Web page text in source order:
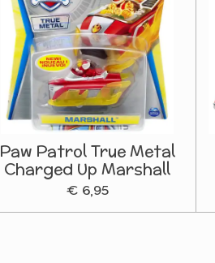
Paw Patrol True Metal
Charged Up Marshall
€ 6,95